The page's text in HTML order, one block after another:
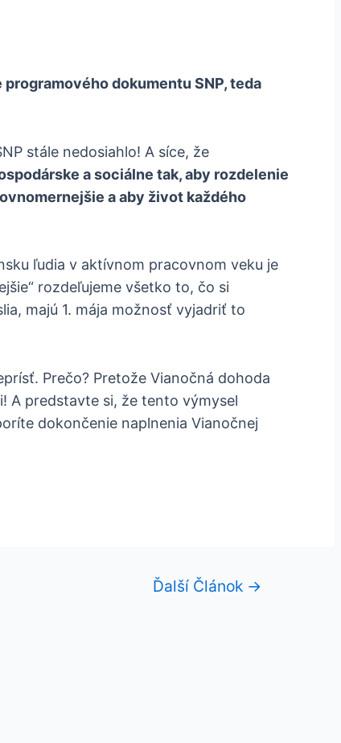
dokumentu SNP, teda
stále nedosiahlo! A síce, že
a sociálne tak, aby rozdelenie
a aby život každého
ľudia v aktívnom pracovnom veku je
rozdeľujeme všetko to, čo si
majú 1. mája možnosť vyjadriť to
Prečo? Pretože Vianočná dohoda
A predstavte si, že tento výmysel
dokončenie naplnenia Vianočnej
Ďalší Článok →